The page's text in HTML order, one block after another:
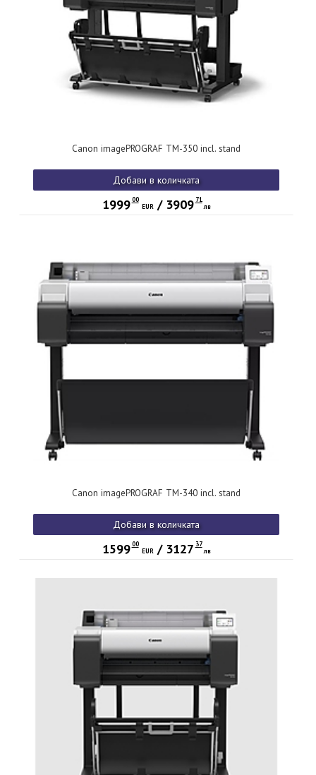
Canon imagePROGRAF TM-350 incl. stand
Добави в количката
1999 00
EUR/ 3909 71
лв
Canon imagePROGRAF TM-340 incl. stand
Добави в количката
1599 00
EUR/ 3127 37
лв